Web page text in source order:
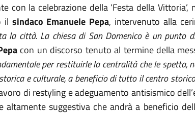
con la celebrazione della ‘Festa della
il sindaco Emanuele Pepa, intervenuto alla
la città. La chiesa di San Domenico è un punto
con un discorso tenuto al termine della
per restituirle la centralità che le spetta,
e culturale, a beneficio di tutto il centro
di restyling e adeguamento antisismico
altamente suggestiva che andrà a beneficio